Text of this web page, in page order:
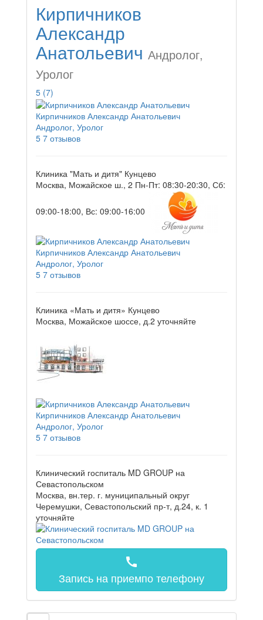
Кирпичников
Александр
Анатольевич Андролог,
Уролог
5 (7)
Кирпичников Александр Анатольевич
Андролог, Уролог
5 7 отзывов
Клиника "Мать и дитя" Кунцево
Москва, Можайское ш., 2 Пн-Пт: 08:30-20:30, Сб:
09:00-18:00, Вс: 09:00-16:00
Кирпичников Александр Анатольевич
Андролог, Уролог
5 7 отзывов
Клиника «Мать и дитя» Кунцево
Москва, Можайское шоссе, д.2 уточняйте
Кирпичников Александр Анатольевич
Андролог, Уролог
5 7 отзывов
Клинический госпиталь MD GROUP на
Севастопольском
Москва, вн.тер. г. муниципальный округ
Черемушки, Севастопольский пр-т, д.24, к. 1
уточняйте
call
Запись на приемпо телефону